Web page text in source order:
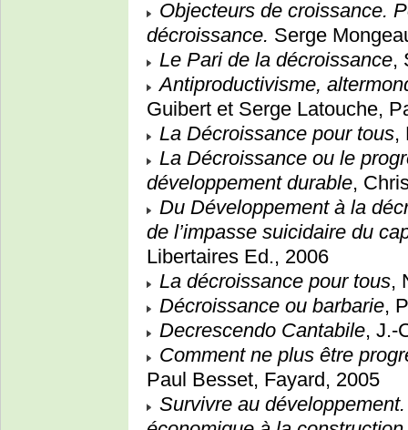
Objecteurs de croissance.
décroissance. Serge
Le Pari de la décroissance,
Antiproductivisme,
Guibert et Serge Latouche,
La Décroissance pour tous,
La Décroissance ou le
développement durable,
Du Développement à la
de l’impasse suicidaire du
Libertaires Ed., 2006
La décroissance pour tous,
Décroissance ou barbarie,
Decrescendo Cantabile, J.-
Comment ne plus être
Paul Besset, Fayard, 2005
Survivre au